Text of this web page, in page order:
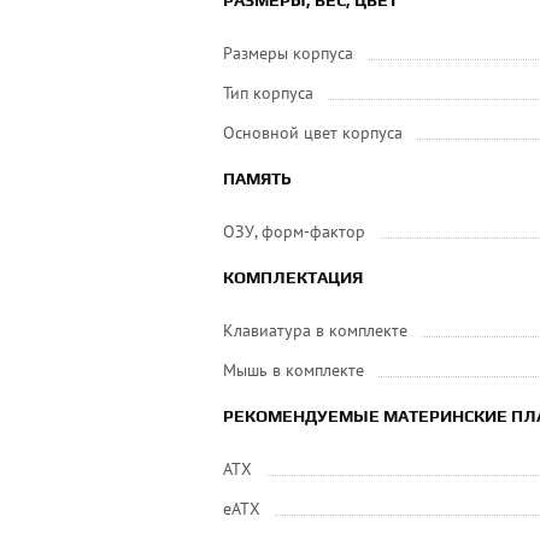
Размеры корпуса
Тип корпуса
Основной цвет корпуса
ПАМЯТЬ
ОЗУ, форм-фактор
КОМПЛЕКТАЦИЯ
Клавиатура в комплекте
Мышь в комплекте
РЕКОМЕНДУЕМЫЕ МАТЕРИНСКИЕ
ATX
eATX